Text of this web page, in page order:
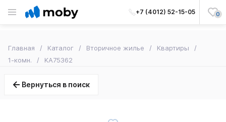
+7 (4012) 52-15-05 0
Главная Каталог Вторичное жилье
Квартиры
1-комн.
KA75362
Вернуться в поиск